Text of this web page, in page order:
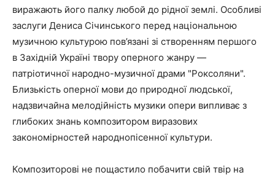
виражають його палку любой до рідної землі. Особливі
заслуги Дениса Січинського перед національною
музичною культурою пов’язані зі створенням першого
в Західній Україні твору оперного жанру —
патріотичної народно-музичної драми "Роксоляни".
Близькість оперної мови до природної людської,
надзвичайна мелодійність музики опери випливає з
глибоких знань композитором виразових
закономірностей народнопісенної культури.
Композиторові не пощастило побачити свій твір на